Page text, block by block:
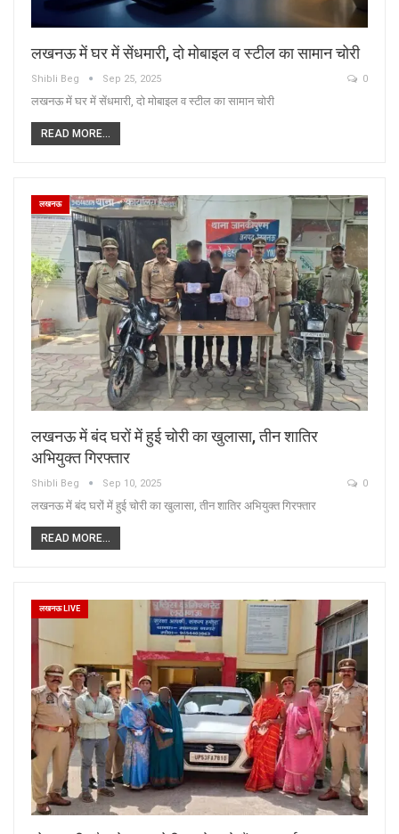
लखनऊ में घर में सेंधमारी, दो मोबाइल व स्टील का सामान चोरी
Shibli Beg Sep 25, 2025 0
लखनऊ में घर में सेंधमारी, दो मोबाइल व स्टील का सामान चोरी
READ MORE...
लखनऊ
लखनऊ में बंद घरों में हुई चोरी का खुलासा, तीन शातिर
अभियुक्त गिरफ्तार
Shibli Beg Sep 10, 2025 0
लखनऊ में बंद घरों में हुई चोरी का खुलासा, तीन शातिर अभियुक्त गिरफ्तार
READ MORE...
लखनऊ LIVE